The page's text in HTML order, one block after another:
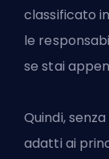
classificato
le
se stai
Quindi,
adatti ai